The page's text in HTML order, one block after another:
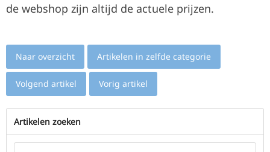
de webshop zijn altijd de actuele prijzen.
Naar overzicht Artikelen in zelfde categorie
Volgend artikel Vorig artikel
Artikelen zoeken